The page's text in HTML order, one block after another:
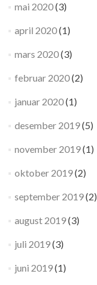
mai 2020(3)
april 2020(1)
mars 2020(3)
februar 2020(2)
januar 2020(1)
desember 2019(5)
november 2019(1)
oktober 2019(2)
september 2019(2)
august 2019(3)
juli 2019(3)
juni 2019(1)